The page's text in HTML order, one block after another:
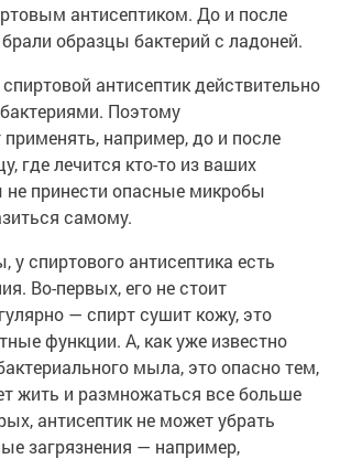
антисептиком. До и после
образцы бактерий с ладоней.
антисептик действительно
Поэтому
например, до и после
где лечится кто-то из ваших
не принести опасные микробы
самому.
у спиртового антисептика есть
Во-первых, его не стоит
— спирт сушит кожу, это
функции. А, как уже известно
мыла, это опасно тем,
жить и размножаться все больше
антисептик не может убрать
загрязнения — например,